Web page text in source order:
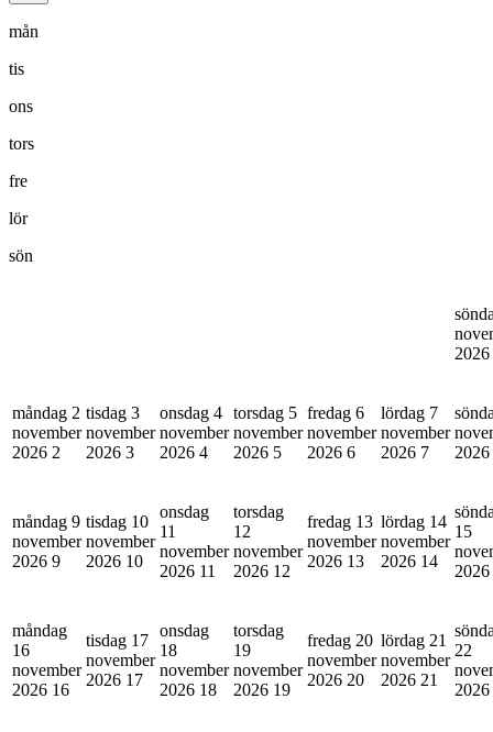
mån
tis
ons
tors
fre
lör
sön
2026
måndag 2
november
2026 2
tisdag 3
november
2026 3
onsdag 4
november
2026 4
torsdag 5
november
2026 5
fredag 6
november
2026 6
lördag 7
november
2026 7
2026
måndag 9
november
2026 9
tisdag 10
november
2026 10
onsdag
11
november
2026 11
torsdag
12
november
2026 12
fredag 13
november
2026 13
lördag 14
november
2026 14
15
2026
måndag
16
november
2026 16
tisdag 17
november
2026 17
onsdag
18
november
2026 18
torsdag
19
november
2026 19
fredag 20
november
2026 20
lördag 21
november
2026 21
22
2026